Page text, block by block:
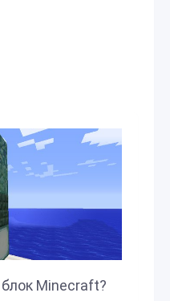
Minecraft?